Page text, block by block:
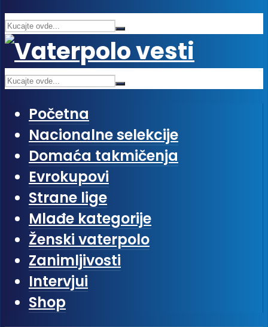
Početna
Nacionalne selekcije
Domaća takmičenja
Evrokupovi
Strane lige
Mlađe kategorije
Ženski vaterpolo
Zanimljivosti
Intervjui
Shop